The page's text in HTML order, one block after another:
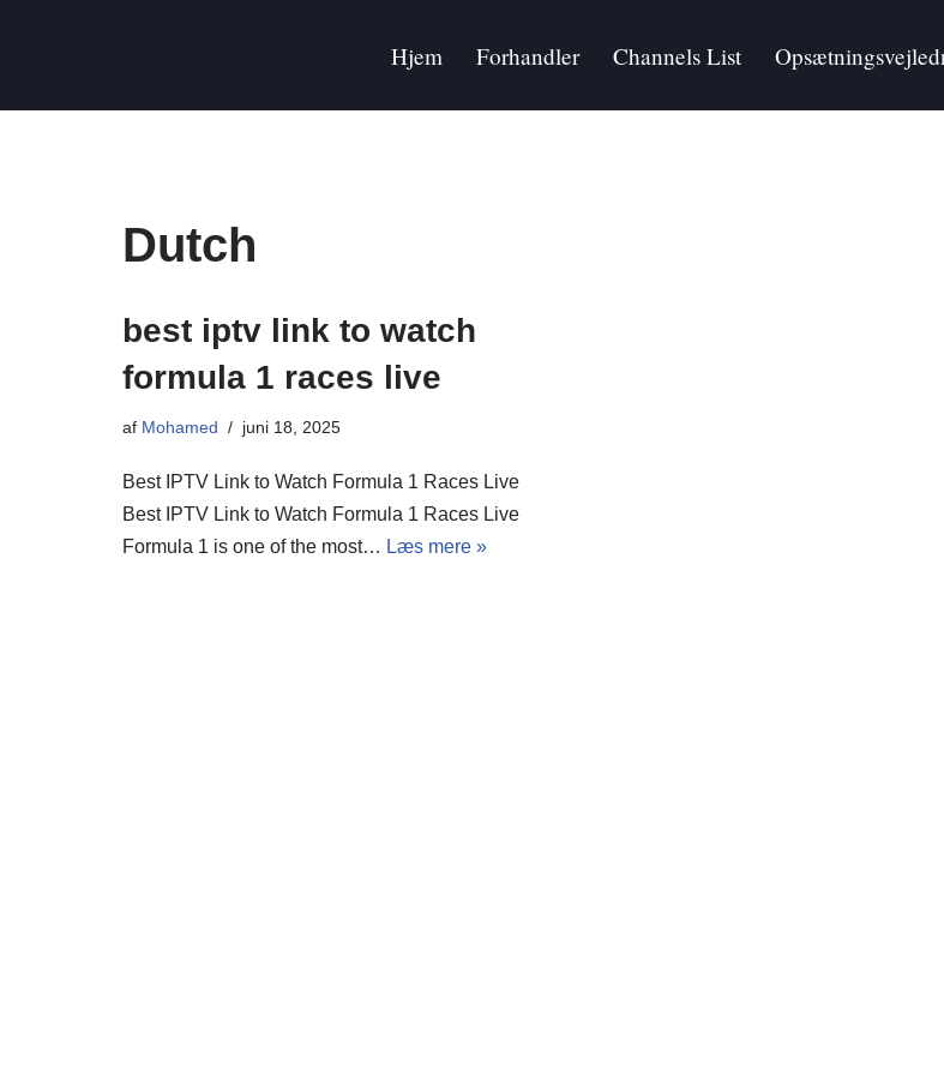
Hjem Forhandler Channels List
Dutch
best iptv link to watch
formula 1 races live​
af Mohamed juni 18, 2025
Best IPTV Link to Watch Formula 1 Races Live
Best IPTV Link to Watch Formula 1 Races Live
Formula 1 is one of the most… Læs mere »